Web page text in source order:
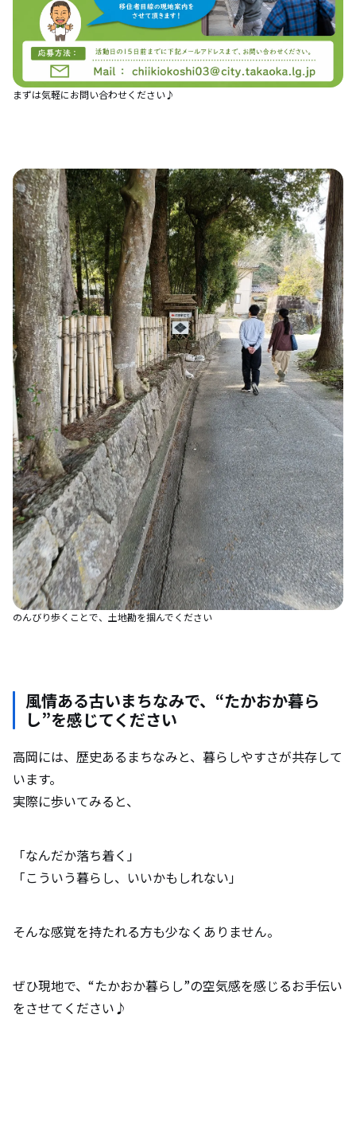
まずは気軽にお問い合わせください♪
のんびり歩くことで、土地勘を掴んでください
風情ある古いまちなみで、“たかおか暮ら
し”を感じてください
高岡には、歴史あるまちなみと、暮らしやすさが共存して
います。
実際に歩いてみると、
「なんだか落ち着く」
「こういう暮らし、いいかもしれない」
そんな感覚を持たれる方も少なくありません。
ぜひ現地で、“たかおか暮らし”の空気感を感じるお手伝い
をさせてください♪